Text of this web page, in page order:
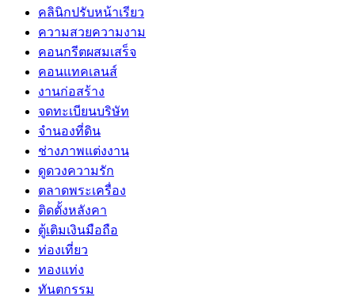
คลินิกปรับหน้าเรียว
ความสวยความงาม
คอนกรีตผสมเสร็จ
คอนแทคเลนส์
งานก่อสร้าง
จดทะเบียนบริษัท
จำนองที่ดิน
ช่างภาพแต่งงาน
ดูดวงความรัก
ตลาดพระเครื่อง
ติดตั้งหลังคา
ตู้เติมเงินมือถือ
ท่องเที่ยว
ทองแท่ง
ทันตกรรม